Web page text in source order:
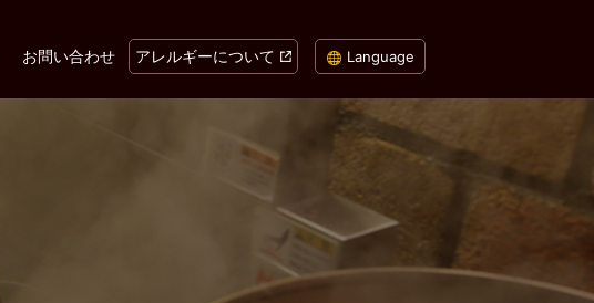
Language
お問い合わせ アレルギーについて